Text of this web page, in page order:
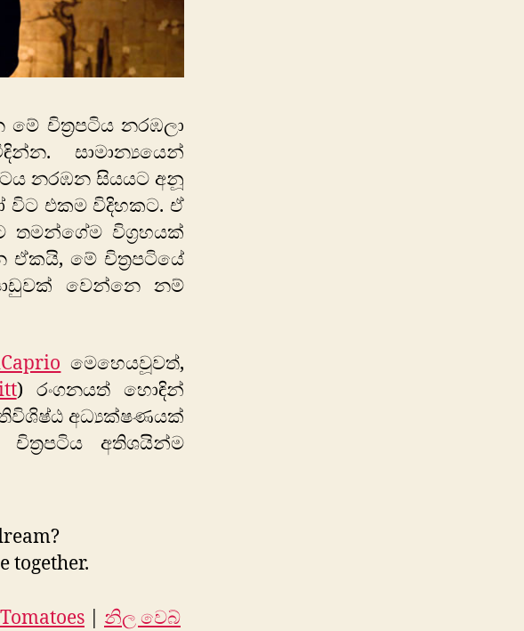
චිත්‍රපටිය නරඹලා
සාමාන්‍යයෙන්
නරඹන සියයට අනූ
විට එකම විදිහකට. ඒ
තමන්ගේම විග්‍රහයක්
මේ චිත්‍රපටියේ
වෙන්නෙ නම්
මෙහෙයවූවත්,
) රංගනයත් හොඳින්
අධ්‍යක්ෂණයක්
අතිශයින්ම
together.
නිල වෙබ්